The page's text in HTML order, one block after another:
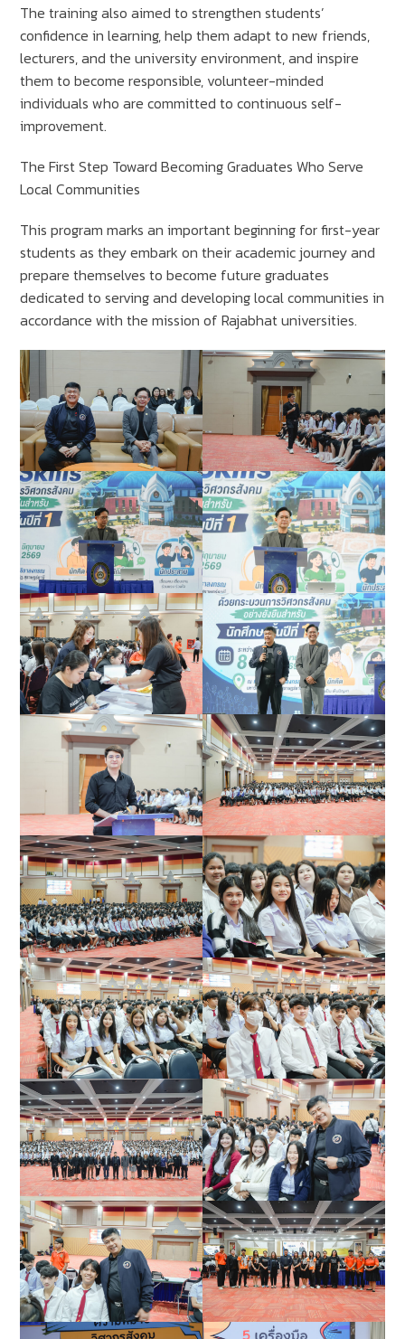
The training also aimed to strengthen students’
confidence in learning, help them adapt to new friends,
lecturers, and the university environment, and inspire
them to become responsible, volunteer-minded
individuals who are committed to continuous self-
improvement.
The First Step Toward Becoming Graduates Who Serve
Local Communities
This program marks an important beginning for first-year
students as they embark on their academic journey and
prepare themselves to become future graduates
dedicated to serving and developing local communities in
accordance with the mission of Rajabhat universities.